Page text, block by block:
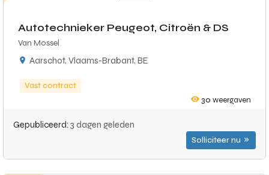
Autotechnieker Peugeot, Citroën & DS
Van Mossel
Aarschot, Vlaams-Brabant, BE
Vast contract
30 weergaven
Gepubliceerd: 3 dagen geleden
Solliciteer nu